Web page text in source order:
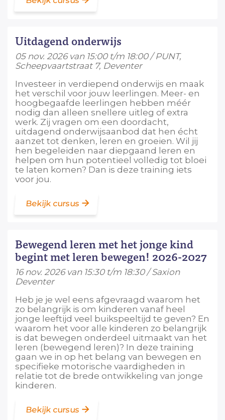
Uitdagend onderwijs
05 nov. 2026 van 15:00 t/m 18:00 / PUNT,
Scheepvaartstraat 7, Deventer
Investeer in verdiepend onderwijs en maak
het verschil voor jouw leerlingen. Meer- en
hoogbegaafde leerlingen hebben méér
nodig dan alleen snellere uitleg of extra
werk. Zij vragen om een doordacht,
uitdagend onderwijsaanbod dat hen écht
aanzet tot denken, leren en groeien. Wil jij
hen begeleiden naar diepgaand leren en
helpen om hun potentieel volledig tot bloei
te laten komen? Dan is deze training iets
voor jou.
Bekijk cursus
Bewegend leren met het jonge kind
begint met leren bewegen! 2026-2027
16 nov. 2026 van 15:30 t/m 18:30 / Saxion
Deventer
Heb je je wel eens afgevraagd waarom het
zo belangrijk is om kinderen vanaf heel
jonge leeftijd veel buikspeeltijd te geven? En
waarom het voor alle kinderen zo belangrijk
is dat bewegen onderdeel uitmaakt van het
leren (bewegend leren)? In deze training
gaan we in op het belang van bewegen en
specifieke motorische vaardigheden in
relatie tot de brede ontwikkeling van jonge
kinderen.
Bekijk cursus